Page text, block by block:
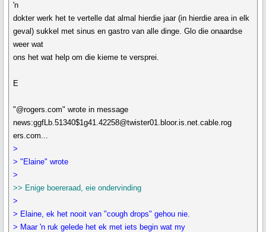
'n
dokter werk het te vertelle dat almal hierdie jaar (in hierdie area in elk
geval) sukkel met sinus en gastro van alle dinge. Glo die onaardse
weer wat
ons het wat help om die kieme te versprei.
E
"@rogers.com" wrote in message
news:ggfLb.51340$1g41.42258@twister01.bloor.is.net.cable.rog
ers.com...
>
> "Elaine" wrote
>
>> Enige boereraad, eie ondervinding
>
> Elaine, ek het nooit van "cough drops" gehou nie.
> Maar 'n ruk gelede het ek met iets begin wat my